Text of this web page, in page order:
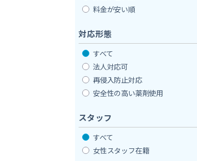
料金が安い順
対応形態
すべて
法人対応可
再侵入防止対応
安全性の高い薬剤使用
スタッフ
すべて
女性スタッフ在籍